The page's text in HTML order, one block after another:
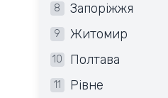
8 Запоріжжя
9 Житомир
10 Полтава
11 Рівне